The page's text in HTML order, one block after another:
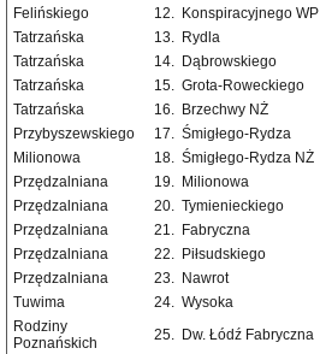
Felińskiego
12. Konspiracyjnego WP
Tatrzańska
13. Rydla
Tatrzańska
14. Dąbrowskiego
Tatrzańska
15. Grota-Roweckiego
Tatrzańska
16. Brzechwy NŻ
Przybyszewskiego
17. Śmigłego-Rydza
Milionowa
18. Śmigłego-Rydza NŻ
Przędzalniana
19. Milionowa
Przędzalniana
20. Tymienieckiego
Przędzalniana
21. Fabryczna
Przędzalniana
22. Piłsudskiego
Przędzalniana
23. Nawrot
Tuwima
24. Wysoka
Rodziny
Poznańskich
25. Dw. Łódź Fabryczna